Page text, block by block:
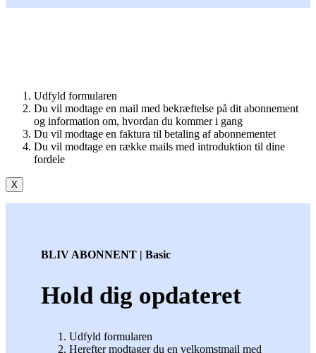
Udfyld formularen
Du vil modtage en mail med bekræftelse på dit abonnement
og information om, hvordan du kommer i gang
Du vil modtage en faktura til betaling af abonnementet
Du vil modtage en række mails med introduktion til dine
fordele
X
BLIV ABONNENT | Basic
Hold dig opdateret
Udfyld formularen
Herefter modtager du en velkomstmail med